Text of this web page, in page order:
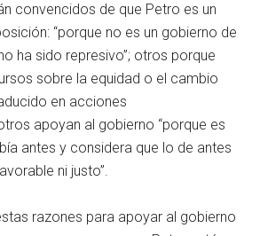
convencidos de que Petro es un
“porque no es un gobierno de
ha sido represivo”; otros porque
sobre la equidad o el cambio
en acciones
apoyan al gobierno “porque es
antes y considera que lo de antes
ni justo”.
razones para apoyar al gobierno